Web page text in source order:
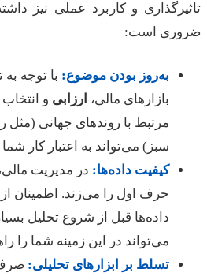
و کاربرد عملی نیز داشته
است:
به‌روز بودن موضوع:با توجه به
بازارهای مالی،ارزابی و انتخاب
مرتبط با روندهای جهانی (مثل
سبز) می‌تواند به اعتبار کار شما
کیفیت داده‌ها:در مدیریت مالی،
حرف اول را می‌زند. اطمینان از
داده‌ها قبل از شروع تحلیل بسیار
می‌تواند در این زمینه شما را
تسلط بر ابزارهای تحلیلی:صرف